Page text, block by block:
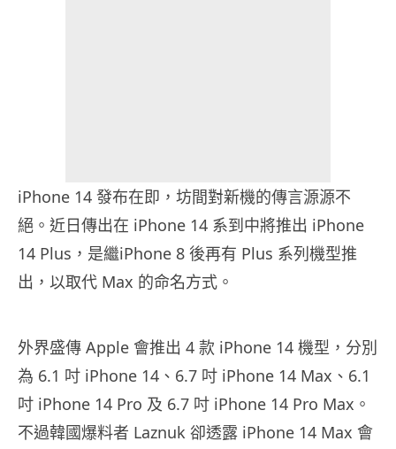
iPhone 14 發布在即，坊間對新機的傳言源源不
絕。近日傳出在 iPhone 14 系到中將推出 iPhone
14 Plus，是繼iPhone 8 後再有 Plus 系列機型推
出，以取代 Max 的命名方式。
外界盛傳 Apple 會推出 4 款 iPhone 14 機型，分別
為 6.1 吋 iPhone 14、6.7 吋 iPhone 14 Max、6.1
吋 iPhone 14 Pro 及 6.7 吋 iPhone 14 Pro Max。
不過韓國爆料者 Laznuk 卻透露 iPhone 14 Max 會